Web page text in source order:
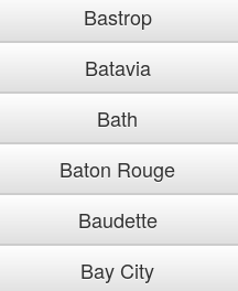
Bastrop
Batavia
Bath
Baton Rouge
Baudette
Bay City